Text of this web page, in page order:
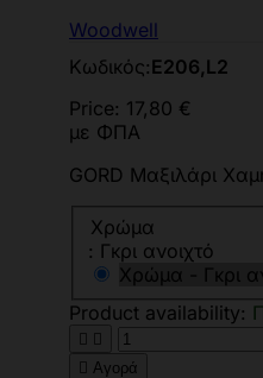
Woodwell
Κωδικός:Ε206,L2
Price: 17,80 €
με ΦΠΑ
GORD Μαξιλάρι
Χρώμα
: Γκρι ανοιχτό
Χρώμα - Γκρι
Product availability:
 
 Αγορά